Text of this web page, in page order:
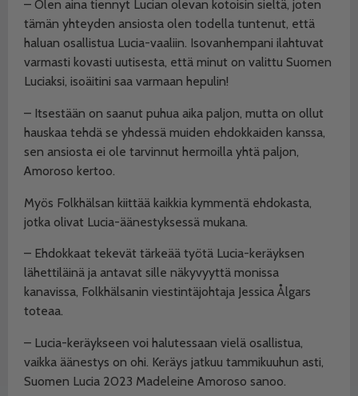
– Olen aina tiennyt Lucian olevan kotoisin sieltä, joten
tämän yhteyden ansiosta olen todella tuntenut, että
haluan osallistua Lucia-vaaliin. Isovanhempani ilahtuvat
varmasti kovasti uutisesta, että minut on valittu Suomen
Luciaksi, isoäitini saa varmaan hepulin!
– Itsestään on saanut puhua aika paljon, mutta on ollut
hauskaa tehdä se yhdessä muiden ehdokkaiden kanssa,
sen ansiosta ei ole tarvinnut hermoilla yhtä paljon,
Amoroso kertoo.
Myös Folkhälsan kiittää kaikkia kymmentä ehdokasta,
jotka olivat Lucia-äänestyksessä mukana.
– Ehdokkaat tekevät tärkeää työtä Lucia-keräyksen
lähettiläinä ja antavat sille näkyvyyttä monissa
kanavissa, Folkhälsanin viestintäjohtaja Jessica Ålgars
toteaa.
– Lucia-keräykseen voi halutessaan vielä osallistua,
vaikka äänestys on ohi. Keräys jatkuu tammikuuhun asti,
Suomen Lucia 2023 Madeleine Amoroso sanoo.